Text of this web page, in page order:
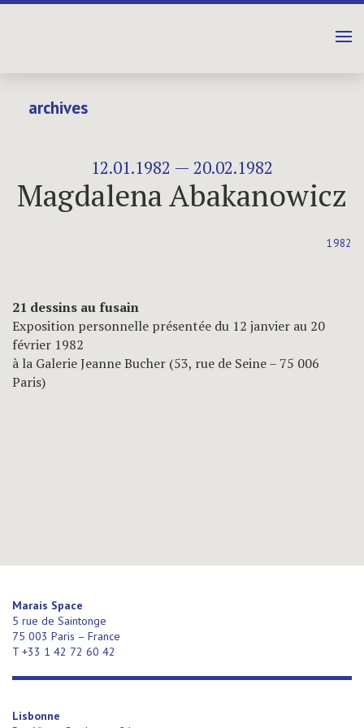
archives
12.01.1982 — 20.02.1982
Magdalena Abakanowicz
1982
21 dessins au fusain
Exposition personnelle présentée du 12 janvier au 20
février 1982
à la Galerie Jeanne Bucher (53, rue de Seine – 75 006
Paris)
Marais Space
5 rue de Saintonge
75 003 Paris – France
T +33 1 42 72 60 42
Lisbonne